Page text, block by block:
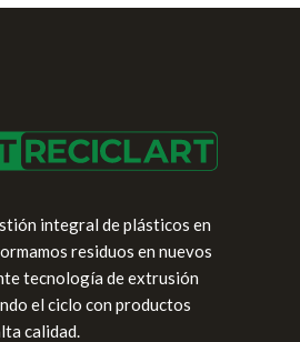
integral de plásticos en
residuos en nuevos
tecnología de extrusión
el ciclo con productos
calidad.